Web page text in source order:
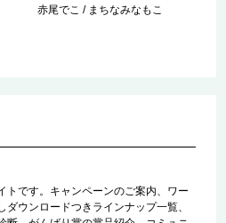
赤尾でこ / まちなみなもこ
トです。キャンペーンのご案内、ワー
ウンロードつきラインナップ一覧、